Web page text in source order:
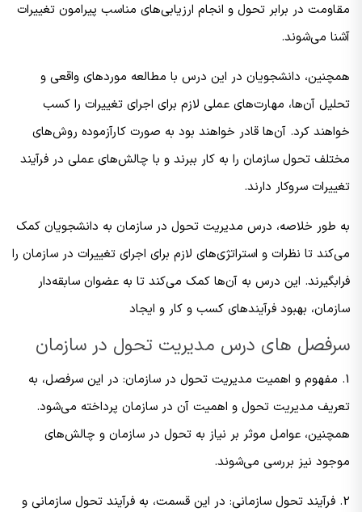
مقاومت در برابر تحول و انجام ارزیابی‌های مناسب پیرامون تغییرات
آشنا می‌شوند.
همچنین، دانشجویان در این درس با مطالعه موردهای واقعی و
تحلیل آن‌ها، مهارت‌های عملی لازم برای اجرای تغییرات را کسب
خواهند کرد. آن‌ها قادر خواهند بود به صورت کارآزموده روش‌های
مختلف تحول سازمان را به کار ببرند و با چالش‌های عملی در فرآیند
تغییرات سروکار دارند.
به طور خلاصه، درس مدیریت تحول در سازمان به دانشجویان کمک
می‌کند تا نظرات و استراتژی‌های لازم برای اجرای تغییرات در سازمان را
فرابگیرند. این درس به آن‌ها کمک می‌کند تا به عضوان سابقه‌دار
سازمان، بهبود فرآیندهای کسب و کار و ایجاد
سرفصل های درس مدیریت تحول در سازمان
1. مفهوم و اهمیت مدیریت تحول در سازمان: در این سرفصل، به
تعریف مدیریت تحول و اهمیت آن در سازمان پرداخته می‌شود.
همچنین، عوامل موثر بر نیاز به تحول در سازمان و چالش‌های
موجود نیز بررسی می‌شوند.
2. فرآیند تحول سازمانی: در این قسمت، به فرآیند تحول سازمانی و